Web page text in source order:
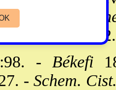
-
Kat.
- Békefi
- Schem.